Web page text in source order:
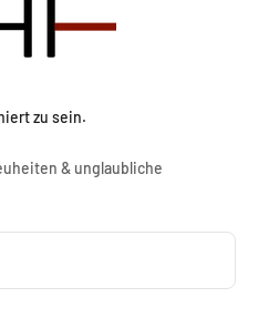
zu sein.
& unglaubliche